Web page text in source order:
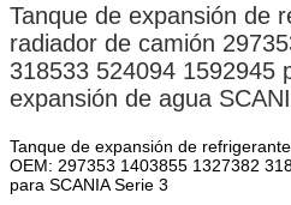
Tanque de expansión de
radiador de camión
318533 524094 1592945
expansión de agua
Tanque de expansión de
OEM: 297353 1403855 1327382
para SCANIA Serie 3